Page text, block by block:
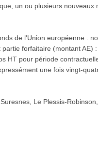
un ou plusieurs nouveaux
de l'Union européenne :
forfaitaire (montant AE)
HT pour période
une fois vingt-
Le Plessis-